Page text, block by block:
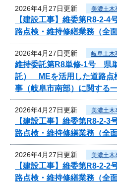
2026年4月27日更新 美濃土木
【建設工事】維委第R8-2-
路点検・維持修繕業務（全
2026年4月27日更新 岐阜土木
維持委託第R8単修-1号 県
託） MEを活用した道路点
事（岐阜市南部）に関する
2026年4月27日更新 美濃土木
【建設工事】維委第R8-2-
路点検・維持修繕業務（全
2026年4月27日更新 美濃土木
【建設工事】維委第R8-2-
路点検・維持修繕業務（全